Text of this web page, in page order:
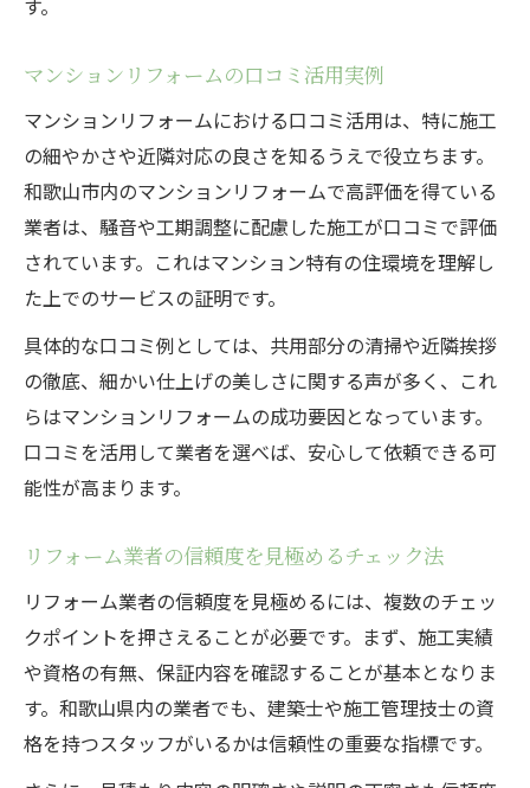
す。
マンションリフォームの口コミ活用実例
マンションリフォームにおける口コミ活用は、特に施工
の細やかさや近隣対応の良さを知るうえで役立ちます。
和歌山市内のマンションリフォームで高評価を得ている
業者は、騒音や工期調整に配慮した施工が口コミで評価
されています。これはマンション特有の住環境を理解し
た上でのサービスの証明です。
具体的な口コミ例としては、共用部分の清掃や近隣挨拶
の徹底、細かい仕上げの美しさに関する声が多く、これ
らはマンションリフォームの成功要因となっています。
口コミを活用して業者を選べば、安心して依頼できる可
能性が高まります。
リフォーム業者の信頼度を見極めるチェック法
リフォーム業者の信頼度を見極めるには、複数のチェッ
クポイントを押さえることが必要です。まず、施工実績
や資格の有無、保証内容を確認することが基本となりま
す。和歌山県内の業者でも、建築士や施工管理技士の資
格を持つスタッフがいるかは信頼性の重要な指標です。